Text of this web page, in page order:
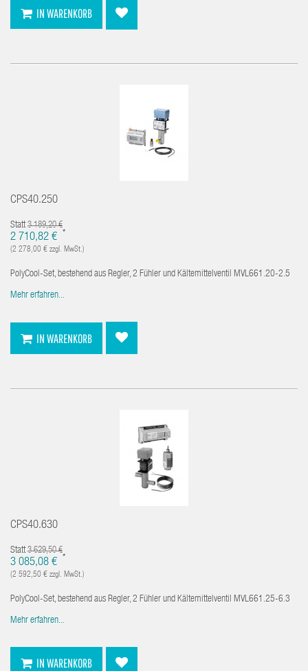
IN WARENKORB
CPS40.250
Statt3 189,20 €
2 710,82 € *
(2 278,00 € zzgl. MwSt.)
PolyCool-Set, bestehend aus Regler, 2 Fühler und Kältemittelventil MVL661.20-2.5
Mehr erfahren...
IN WARENKORB
CPS40.630
Statt3 629,50 €
3 085,08 € *
(2 592,50 € zzgl. MwSt.)
PolyCool-Set, bestehend aus Regler, 2 Fühler und Kältemittelventil MVL661.25-6.3
Mehr erfahren...
IN WARENKORB